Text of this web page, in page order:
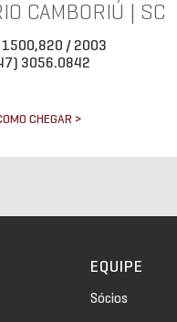
CAMBORIÚ | SC
1500,820 / 2003
3056.0842
CHEGAR >
EQUIPE
Sócios